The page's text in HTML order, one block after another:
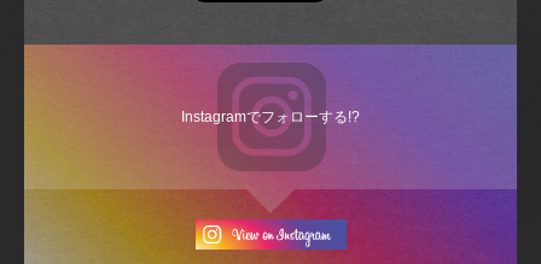
Instagramでフォローする!?